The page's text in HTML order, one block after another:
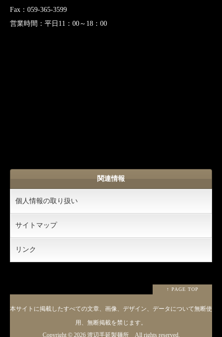
Fax：059-365-3599
営業時間：平日11：00～18：00
関連情報
個人情報の取り扱い
サイトマップ
リンク
↑ PAGE TOP
本サイトに掲載したすべての文章、画像、デザイン、データについて無断使
用、無断掲載を禁じます。
Copyright © 2026 渡辺手延製麺所 All rights reserved.